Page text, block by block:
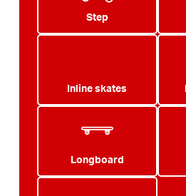
Step
Inline skates
Longboard